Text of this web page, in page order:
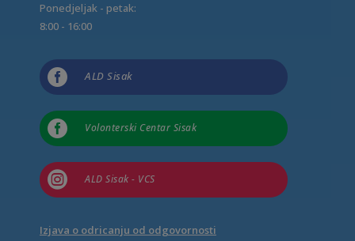
Ponedjeljak - petak:
8:00 - 16:00
 ALD Sisak
 Volonterski Centar Sisak
 ALD Sisak - VCS
Izjava o odricanju od odgovornosti